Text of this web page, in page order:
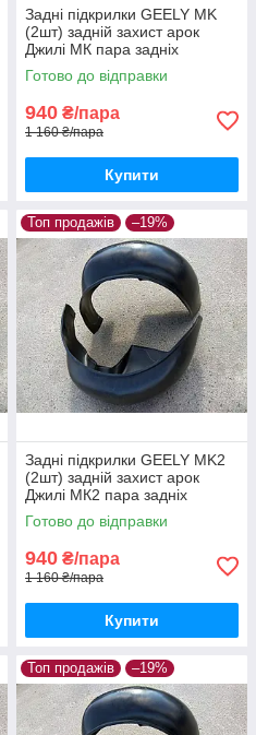
Задні підкрилки GEELY MK
(2шт) задній захист арок
Джилі МК пара задніх
Готово до відправки
940 ₴/пара
1 160 ₴/пара
Купити
Топ продажів –19%
Задні підкрилки GEELY MK2
(2шт) задній захист арок
Джилі МК2 пара задніх
Готово до відправки
940 ₴/пара
1 160 ₴/пара
Купити
Топ продажів –19%